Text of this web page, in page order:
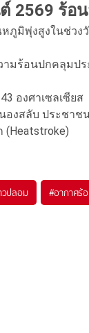
2569 ร้อ
มิพุ่งสูงในช่วงวั
ามร้อนปกคลุม
องศาเซลเซียส
งสลับ ประชาช
(Heatstroke)
วปลอม #อากาศร้